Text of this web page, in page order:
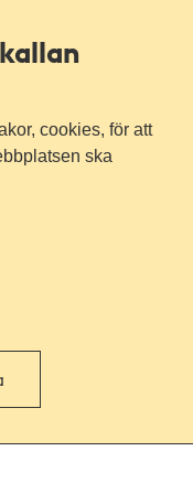
cookies, för att
ska